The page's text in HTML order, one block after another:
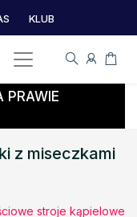
KLUB
PRAWIE
z miseczkami
stroje kąpielowe